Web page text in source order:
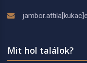
Mit hol találok?